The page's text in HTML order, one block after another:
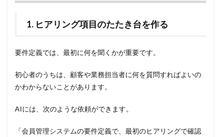
1. ヒアリング項目のたたき台を作る
要件定義では、最初に何を聞くかが重要です。
初心者のうちは、顧客や業務担当者に何を質問すればよいの
かわからないことがあります。
AIには、次のような依頼ができます。
「会員管理システムの要件定義で、最初のヒアリングで確認